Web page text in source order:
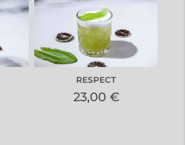
RESPECT
23,00 €